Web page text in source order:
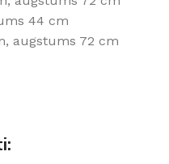
44 cm
augstums 72 cm